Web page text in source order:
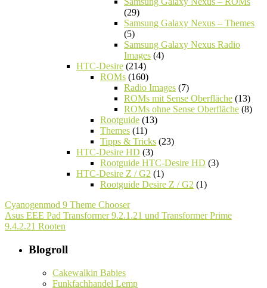
(29)
Samsung Galaxy Nexus – Themes
(5)
Samsung Galaxy Nexus Radio
Images (4)
HTC-Desire (214)
ROMs (160)
Radio Images (7)
ROMs mit Sense Oberfläche (13)
ROMs ohne Sense Oberfläche (8)
Rootguide (13)
Themes (11)
Tipps & Tricks (23)
HTC-Desire HD (3)
Rootguide HTC-Desire HD (3)
HTC-Desire Z / G2 (1)
Rootguide Desire Z / G2 (1)
Cyanogenmod 9 Theme Chooser
Asus EEE Pad Transformer 9.2.1.21 und Transformer Prime
9.4.2.21 Rooten
Blogroll
Cakewalkin Babies
Funkfachhandel Lemp